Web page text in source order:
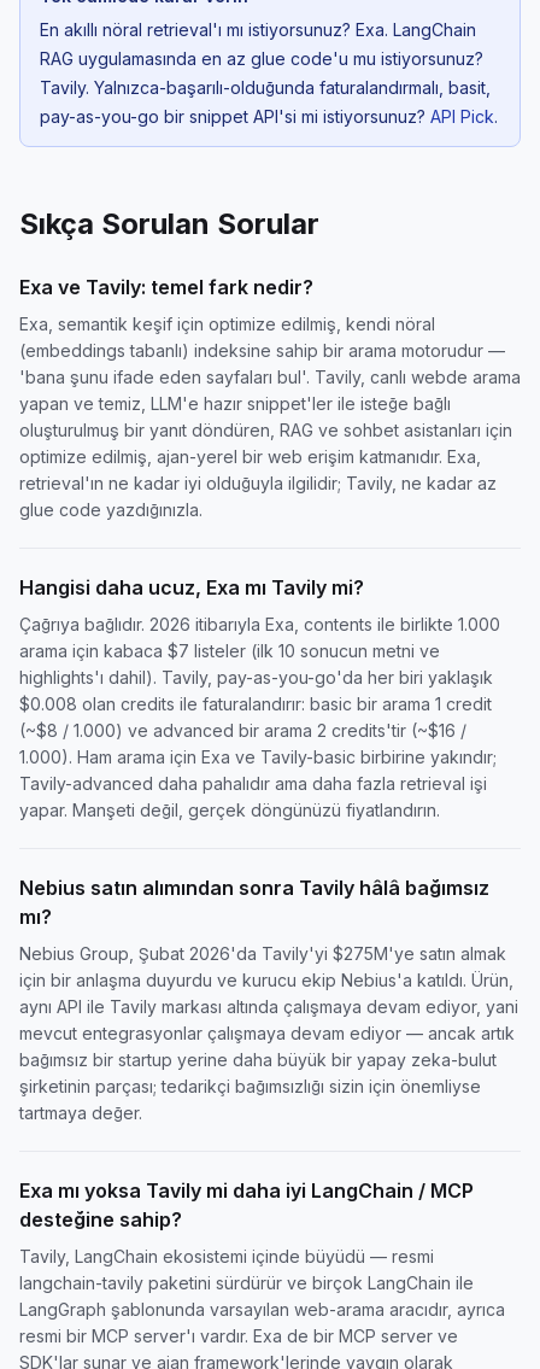
En akıllı nöral retrieval'ı mı istiyorsunuz? Exa. LangChain
RAG uygulamasında en az glue code'u mu istiyorsunuz?
Tavily. Yalnızca-başarılı-olduğunda faturalandırmalı, basit,
pay-as-you-go bir snippet API'si mi istiyorsunuz? API Pick.
Sıkça Sorulan Sorular
Exa ve Tavily: temel fark nedir?
Exa, semantik keşif için optimize edilmiş, kendi nöral
(embeddings tabanlı) indeksine sahip bir arama motorudur —
'bana şunu ifade eden sayfaları bul'. Tavily, canlı webde arama
yapan ve temiz, LLM'e hazır snippet'ler ile isteğe bağlı
oluşturulmuş bir yanıt döndüren, RAG ve sohbet asistanları için
optimize edilmiş, ajan-yerel bir web erişim katmanıdır. Exa,
retrieval'ın ne kadar iyi olduğuyla ilgilidir; Tavily, ne kadar az
glue code yazdığınızla.
Hangisi daha ucuz, Exa mı Tavily mi?
Çağrıya bağlıdır. 2026 itibarıyla Exa, contents ile birlikte 1.000
arama için kabaca $7 listeler (ilk 10 sonucun metni ve
highlights'ı dahil). Tavily, pay-as-you-go'da her biri yaklaşık
$0.008 olan credits ile faturalandırır: basic bir arama 1 credit
(~$8 / 1.000) ve advanced bir arama 2 credits'tir (~$16 /
1.000). Ham arama için Exa ve Tavily-basic birbirine yakındır;
Tavily-advanced daha pahalıdır ama daha fazla retrieval işi
yapar. Manşeti değil, gerçek döngünüzü fiyatlandırın.
Nebius satın alımından sonra Tavily hâlâ bağımsız
mı?
Nebius Group, Şubat 2026'da Tavily'yi $275M'ye satın almak
için bir anlaşma duyurdu ve kurucu ekip Nebius'a katıldı. Ürün,
aynı API ile Tavily markası altında çalışmaya devam ediyor, yani
mevcut entegrasyonlar çalışmaya devam ediyor — ancak artık
bağımsız bir startup yerine daha büyük bir yapay zeka-bulut
şirketinin parçası; tedarikçi bağımsızlığı sizin için önemliyse
tartmaya değer.
Exa mı yoksa Tavily mi daha iyi LangChain / MCP
desteğine sahip?
Tavily, LangChain ekosistemi içinde büyüdü — resmi
langchain-tavily paketini sürdürür ve birçok LangChain ile
LangGraph şablonunda varsayılan web-arama aracıdır, ayrıca
resmi bir MCP server'ı vardır. Exa de bir MCP server ve
SDK'lar sunar ve ajan framework'lerinde yaygın olarak